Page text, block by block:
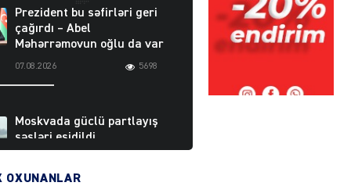
Prezident bu səfirləri geri
çağırdı – Abel
Məhərrəmovun oğlu da var
07.08.2026 5698
Moskvada güclü partlayış
səsləri eşidildi
OXUNANLAR